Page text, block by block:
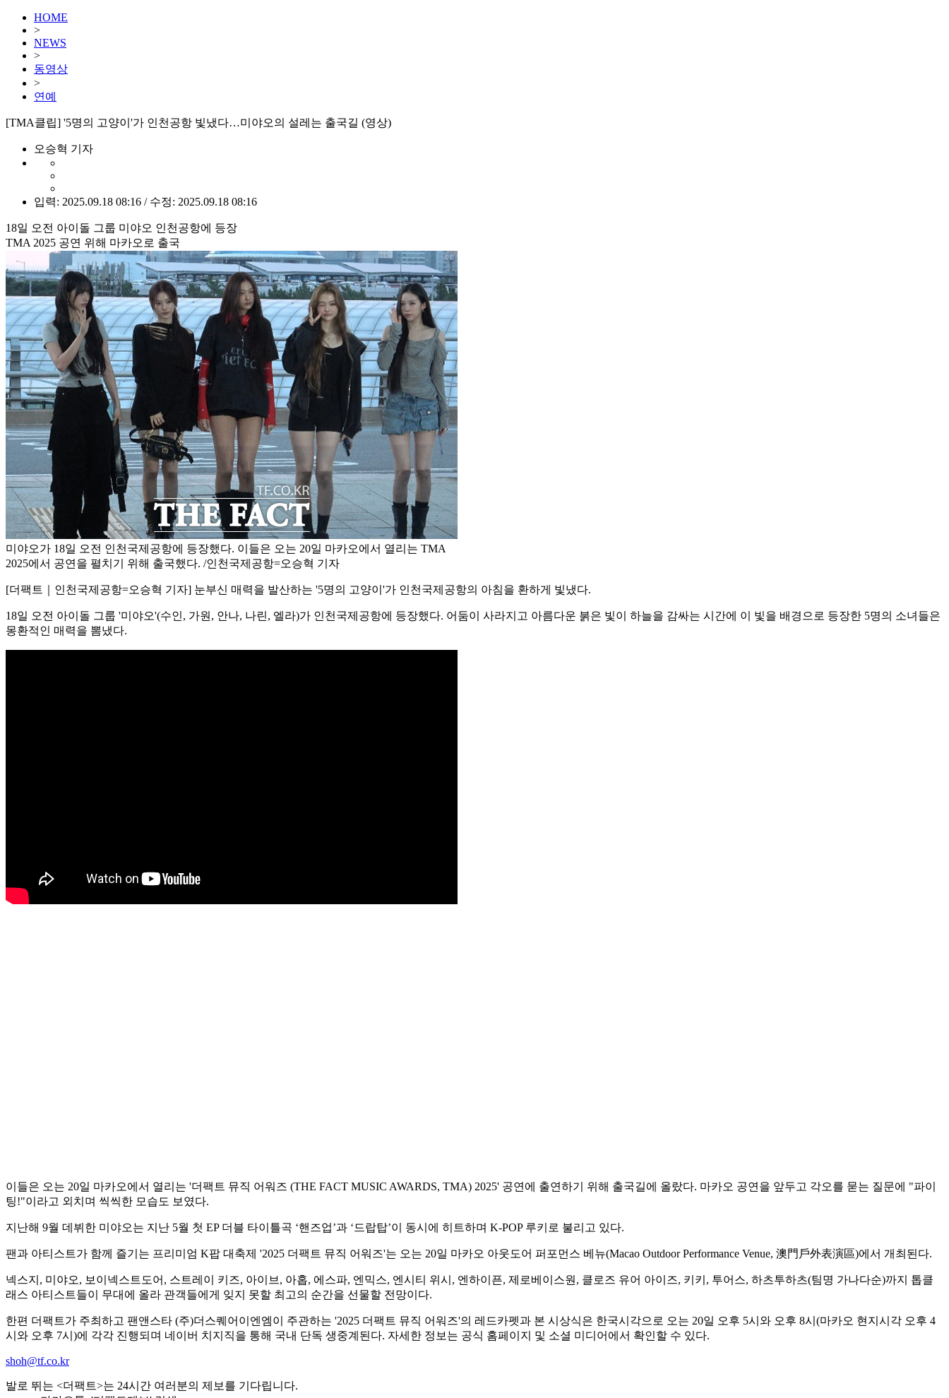
HOME
>
NEWS
>
동영상
>
연예
[TMA클립] '5명의 고양이'가 인천공항 빛냈다…미야오의 설레는 출국길 (영상)
오승혁 기자
입력: 2025.09.18 08:16 / 수정: 2025.09.18 08:16
18일 오전 아이돌 그룹 미야오 인천공항에 등장
TMA 2025 공연 위해 마카오로 출국
미야오가 18일 오전 인천국제공항에 등장했다. 이들은 오는 20일 마카오에서 열리는 TMA
2025에서 공연을 펼치기 위해 출국했다. /인천국제공항=오승혁 기자
[더팩트｜인천국제공항=오승혁 기자] 눈부신 매력을 발산하는 '5명의 고양이'가 인천국제공항의 아침을 환하게 빛냈다.
18일 오전 아이돌 그룹 '미야오'(수인, 가원, 안나, 나린, 엘라)가 인천국제공항에 등장했다. 어둠이 사라지고 아름다운 붉은 빛이 하늘을 감싸는 시간에 이 빛을 배경으로 등장한 5명의 소녀들은
몽환적인 매력을 뽐냈다.
이들은 오는 20일 마카오에서 열리는 '더팩트 뮤직 어워즈 (THE FACT MUSIC AWARDS, TMA) 2025' 공연에 출연하기 위해 출국길에 올랐다. 마카오 공연을 앞두고 각오를 묻는 질문에 "파이
팅!"이라고 외치며 씩씩한 모습도 보였다.
지난해 9월 데뷔한 미야오는 지난 5월 첫 EP 더블 타이틀곡 ‘핸즈업’과 ‘드랍탑’이 동시에 히트하며 K-POP 루키로 불리고 있다.
팬과 아티스트가 함께 즐기는 프리미엄 K팝 대축제 '2025 더팩트 뮤직 어워즈'는 오는 20일 마카오 아웃도어 퍼포먼스 베뉴(Macao Outdoor Performance Venue, 澳門戶外表演區)에서 개최된다.
넥스지, 미야오, 보이넥스트도어, 스트레이 키즈, 아이브, 아홉, 에스파, 엔믹스, 엔시티 위시, 엔하이픈, 제로베이스원, 클로즈 유어 아이즈, 키키, 투어스, 하츠투하츠(팀명 가나다순)까지 톱클
래스 아티스트들이 무대에 올라 관객들에게 잊지 못할 최고의 순간을 선물할 전망이다.
한편 더팩트가 주최하고 팬앤스타 (주)더스퀘어이엔엠이 주관하는 '2025 더팩트 뮤직 어워즈'의 레드카펫과 본 시상식은 한국시각으로 오는 20일 오후 5시와 오후 8시(마카오 현지시각 오후 4
시와 오후 7시)에 각각 진행되며 네이버 치지직을 통해 국내 단독 생중계된다. 자세한 정보는 공식 홈페이지 및 소셜 미디어에서 확인할 수 있다.
shoh@tf.co.kr
발로 뛰는 <더팩트>는 24시간 여러분의 제보를 기다립니다.